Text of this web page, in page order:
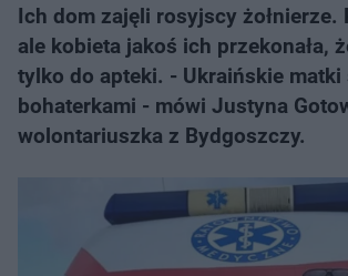
Ich dom zajęli rosyjscy żołnierze.
ale kobieta jakoś ich przekonała,
tylko do apteki. - Ukraińskie matki
bohaterkami - mówi Justyna
wolontariuszka z Bydgoszczy.